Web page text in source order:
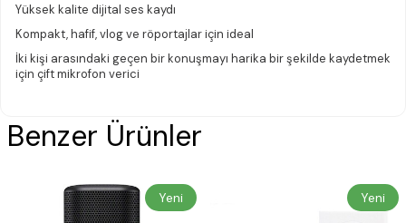
Yüksek kalite dijital ses kaydı
Kompakt, hafif, vlog ve röportajlar için ideal
İki kişi arasındaki geçen bir konuşmayı harika bir şekilde kaydetmek
için çift mikrofon verici
Benzer Ürünler
Yeni Yeni